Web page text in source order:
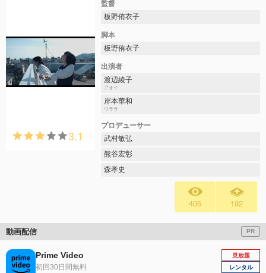
3.1
監督
板野侑衣子
脚本
板野侑衣子
出演者
渡辺綾子
アオイ
岸本華和
ウララ
プロデューサー
武村敏弘
熊谷宏彰
森孝史
406 192
動画配信 PR
Prime Video
初回30日間無料
見放題
レンタル